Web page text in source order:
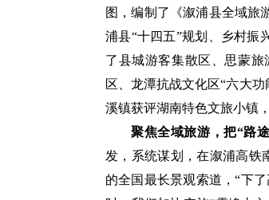
图，编制了《溆浦县全域旅
浦县“十四五”规划、乡村振
了县城游客集散区、思蒙
区、龙潭抗战文化区“六大
溪镇获评湖南特色文旅小镇
聚焦全域旅游，把“路
发，系统谋划，在溆浦高铁
的全国最长景观索道，“下